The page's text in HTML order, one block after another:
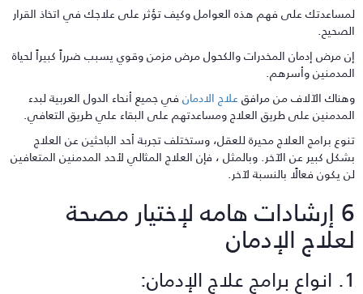
على فهم هذه العوامل وكيف تؤثر على علاجك في اتخاذ القرار
مرض إدمان المخدرات والكحول مرض مزمن وقوي يسبب ضرراً كبيراً لحياة
وأسرهم.
الآلاف من مرافقعلاج الادمانفي جميع أنحاء الدول العربية لبدء
على طريق العلاج ومساعدتهم على البقاء علي طريق التعافي.
برامج العلاج محيرة للعقل، وستختلف تجربة أحد الباحثين عن العلاج
كبير عن الآخر. وبالمثل ، فإن العلاج المثالي لأحد المدمنين المتعافين
يكون فعالًا بالنسبة لآخر.
6 إرشادات هامه لإختيار مصحة
الإدمان